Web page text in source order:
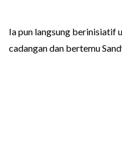
Ia pun langsung berinisiatif
cadangan dan bertemu